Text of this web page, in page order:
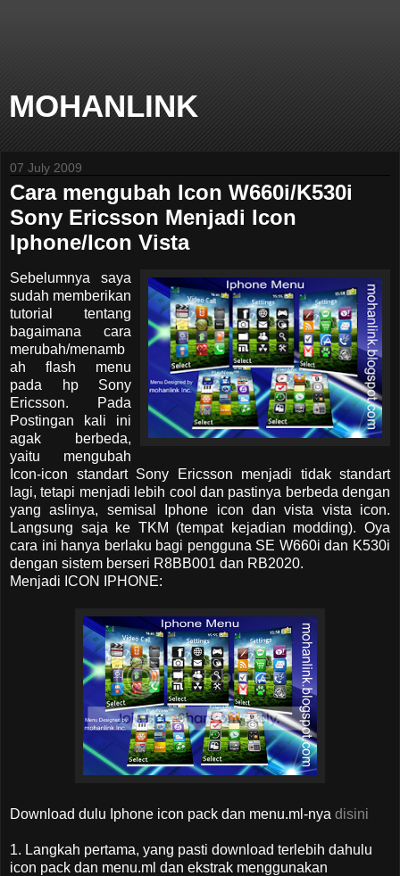
MOHANLINK
07 July 2009
Cara mengubah Icon W660i/K530i
Sony Ericsson Menjadi Icon
Iphone/Icon Vista
Sebelumnya saya
sudah memberikan
tutorial tentang
bagaimana cara
merubah/menamb
ah flash menu
pada hp Sony
Ericsson. Pada
Postingan kali ini
agak berbeda,
yaitu mengubah
Icon-icon standart Sony Ericsson menjadi tidak standart
lagi, tetapi menjadi lebih cool dan pastinya berbeda dengan
yang aslinya, semisal Iphone icon dan vista vista icon.
Langsung saja ke TKM (tempat kejadian modding). Oya
cara ini hanya berlaku bagi pengguna SE W660i dan K530i
dengan sistem berseri R8BB001 dan RB2020.
Menjadi ICON IPHONE:
Download dulu Iphone icon pack dan menu.ml-nya disini
1. Langkah pertama, yang pasti download terlebih dahulu
icon pack dan menu.ml dan ekstrak menggunakan